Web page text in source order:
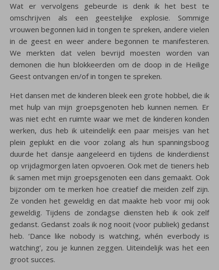
Wat er vervolgens gebeurde is denk ik het best te
omschrijven als een geestelijke explosie. Sommige
vrouwen begonnen luid in tongen te spreken, andere vielen
in de geest en weer andere begonnen te manifesteren.
We merkten dat velen bevrijd moesten worden van
demonen die hun blokkeerden om de doop in de Heilige
Geest ontvangen en/of in tongen te spreken.
Het dansen met de kinderen bleek een grote hobbel, die ik
met hulp van mijn groepsgenoten heb kunnen nemen. Er
was niet echt en ruimte waar we met de kinderen konden
werken, dus heb ik uiteindelijk een paar meisjes van het
plein geplukt en die voor zolang als hun spanningsboog
duurde het dansje aangeleerd en tijdens de kinderdienst
op vrijdagmorgen laten opvoeren. Ook met de tieners heb
ik samen met mijn groepsgenoten een dans gemaakt. Ook
bijzonder om te merken hoe creatief die meiden zelf zijn.
Ze vonden het geweldig en dat maakte heb voor mij ook
geweldig. Tijdens de zondagse diensten heb ik ook zelf
gedanst. Gedanst zoals ik nog nooit (voor publiek) gedanst
heb. ‘Dance like nobody is watching, whén everbody is
watching’, zou je kunnen zeggen. Uiteindelijk was het een
groot succes.